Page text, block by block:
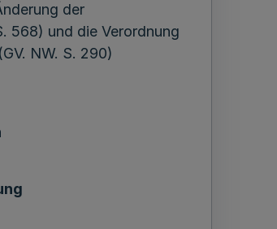
der
568) und die Verordnung
NW. S. 290)